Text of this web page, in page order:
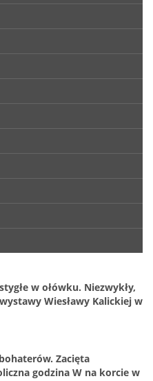
w ołówku. Niezwykły,
Wiesławy Kalickiej w
Zacięta
godzina W na korcie w